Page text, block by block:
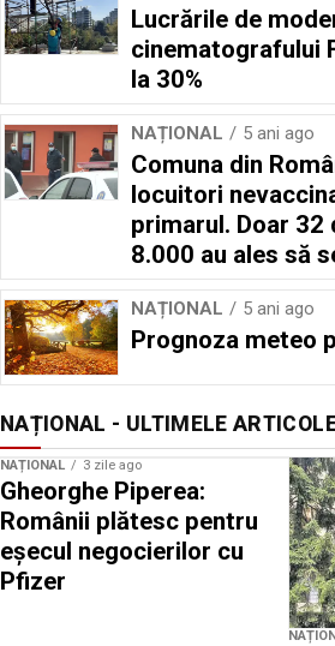
Lucrările de
cinematografului
la 30%
NAȚIONAL 5 ani ago
Comuna din
locuitori
primarul. Doar 32
8.000 au ales să
NAȚIONAL 5 ani ago
Prognoza meteo
NAȚIONAL - ULTIMELE
NAȚIONAL 3 zile ago
Gheorghe Piperea:
Românii plătesc pentru
eșecul negocierilor cu
Pfizer